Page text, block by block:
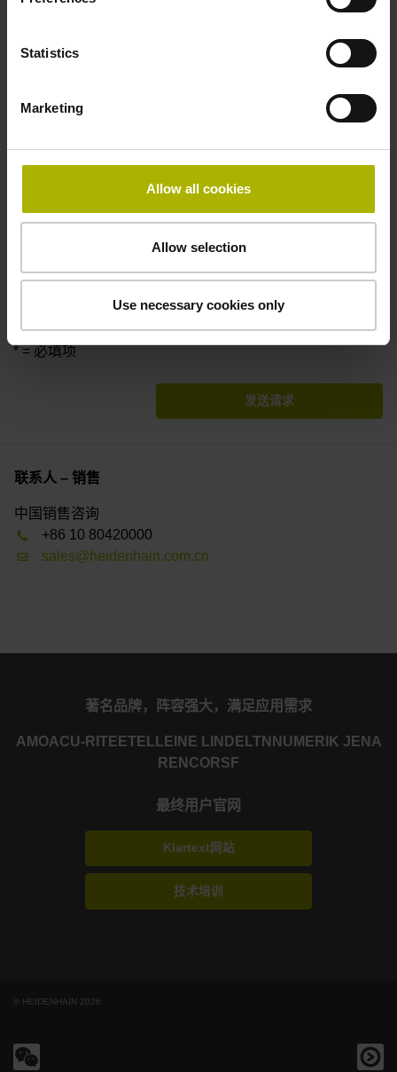
Statistics
Marketing
Allow all cookies
Allow selection
Use necessary cookies only
DR. JOHANNES HEIDENHAIN GmbH可使用我所提供
的人际联系，也可将其用于DR. JOHANNES
HEIDENHAIN GmbH的市场活动。我可以随时反对如
sales@heidenhain.com.cn。
通过电子方式采集、使用和处理您所提供的个人信息。DR.
JOHANNES HEIDENHAIN GmbH的销售伙伴（例如，子
些销售伙伴可能自行直接与您联系。
* = 必填项
发送请求
联系人 – 销售
中国销售咨询
+86 10 80420000
sales@heidenhain.com.cn
著名品牌，阵容强大，满足应用需求
AMOACU-RITE ETEL LEINE LINDE LTN NUMERIK JENA
RENCORSF
最终用户官网
Klartext网站
技术培训
© HEIDENHAIN 2026